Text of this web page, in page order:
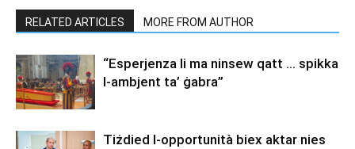
RELATED ARTICLES MORE FROM AUTHOR
“Esperjenza li ma ninsew qatt … spikka
l-ambjent ta’ ġabra”
Tiżdied l-opportunità biex aktar nies